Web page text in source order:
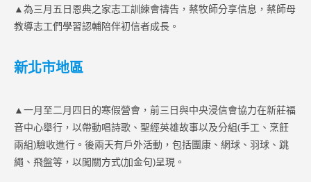
▲為三月五日恩典之家志工訓練會禱告，蔡牧師分享信息，蔡師母
教導志工們學習認輔陪伴初信者成長。
新北市地區
▲一月至二月四日的寒假營會，前三日與中央浸信會協力在新莊福
音中心舉行，以帶動唱詩歌、聖經英雄故事以及分組(手工、烹飪
兩組)驗收進行。後兩天有戶外活動，包括團康、網球、羽球、跳
繩、飛盤等，以闖關方式(加金句)呈現。